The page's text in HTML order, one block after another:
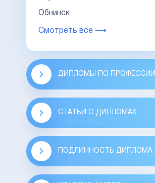
Обнинск
Смотреть все ⟶
ДИПЛОМЫ ПО ПРОФЕССИИ
СТАТЬИ О ДИПЛОМАХ
ПОДЛИННОСТЬ ДИПЛОМА